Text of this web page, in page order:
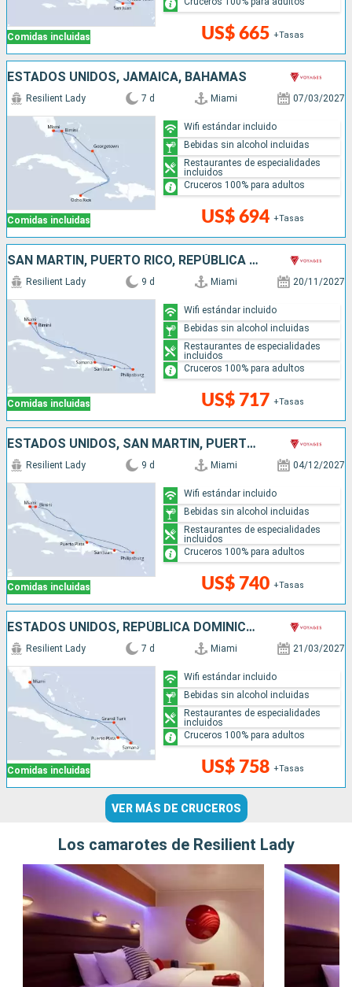
Comidas incluidas US$ 665 +Tasas
ESTADOS UNIDOS, JAMAICA, BAHAMAS
Comidas incluidas
Resilient Lady 7 d Miami 07/03/2027
US$ 694 +Tasas
Wifi estándar incluido
Bebidas sin alcohol incluidas
Restaurantes de especialidades
incluidos
Cruceros 100% para adultos
SAN MARTÍN, PUERTO RICO, REPÚBLICA DOMINICANA, BAHAMAS, ESTADOS UNIDOS
Comidas incluidas
Resilient Lady 9 d Miami 20/11/2027
US$ 717 +Tasas
Wifi estándar incluido
Bebidas sin alcohol incluidas
Restaurantes de especialidades
incluidos
Cruceros 100% para adultos
ESTADOS UNIDOS, SAN MARTÍN, PUERTO RICO, REPÚBLICA DOMINICANA, BAHAMAS
Comidas incluidas
Resilient Lady 9 d Miami 04/12/2027
US$ 740 +Tasas
Wifi estándar incluido
Bebidas sin alcohol incluidas
Restaurantes de especialidades
incluidos
Cruceros 100% para adultos
ESTADOS UNIDOS, REPÚBLICA DOMINICANA
Comidas incluidas
Resilient Lady 7 d Miami 21/03/2027
US$ 758 +Tasas
Wifi estándar incluido
Bebidas sin alcohol incluidas
Restaurantes de especialidades
incluidos
Cruceros 100% para adultos
VER MÁS DE CRUCEROS
Los camarotes de Resilient Lady